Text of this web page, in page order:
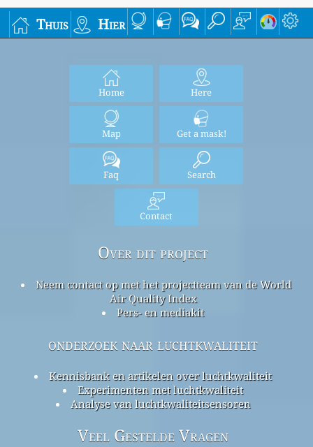
Thuis Hier
Home Here
Map Get a mask!
Faq Search
Contact
Over dit project
Neem contact op met het projectteam van de World
Air Quality Index
Pers- en mediakit
onderzoek naar luchtkwaliteit
Kennisbank en artikelen over luchtkwaliteit
Experimenten met luchtkwaliteit
Analyse van luchtkwaliteitsensoren
Veel Gestelde Vragen